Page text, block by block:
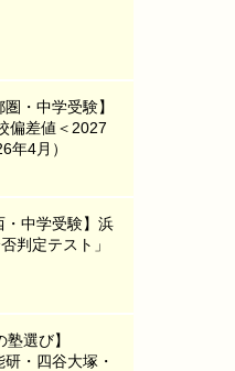
・中学受験】
偏差値＜2027
年4月）
・中学受験】浜
判定テスト」
塾選び】
・四谷大塚・